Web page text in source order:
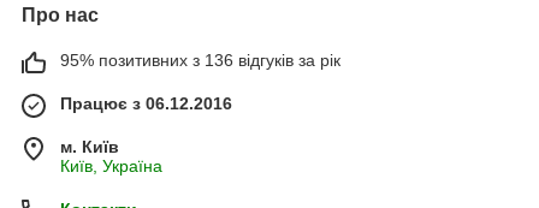
Про нас
95% позитивних з 136 відгуків за рік
Працює з 06.12.2016
м. Київ
Київ, Україна